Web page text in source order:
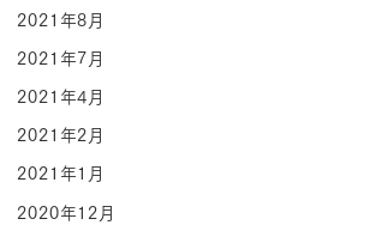
2021年8月
2021年7月
2021年4月
2021年2月
2021年1月
2020年12月